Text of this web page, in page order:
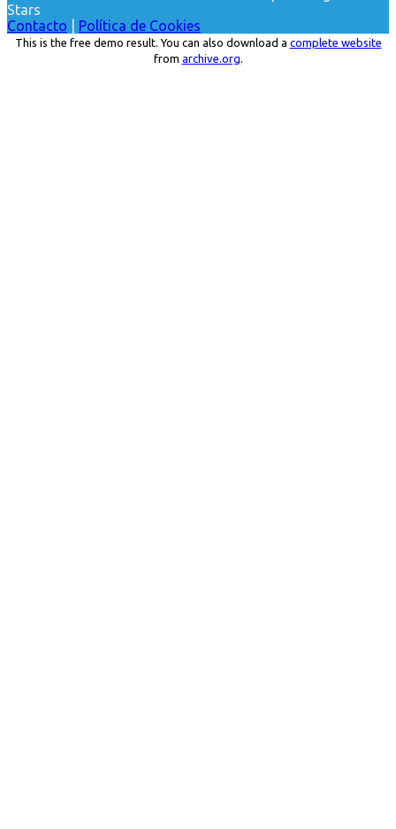
Stars
Contacto
Política de Cookies
This is the free demo result. You can also download a complete website
from archive.org.